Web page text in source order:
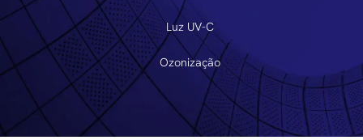
Luz UV-C
Ozonização